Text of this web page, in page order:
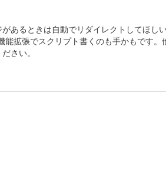
あるときは自動でリダイレクトしてほし
拡張でスクリプト書くのも手かもです。
さい。